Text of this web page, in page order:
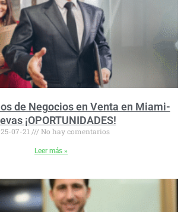
de Negocios en Venta en Miami-
¡OPORTUNIDADES!
07-21 No hay comentarios
Leer más »